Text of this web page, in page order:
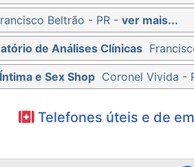
Beltrão - PR - ver mais...
de Análises Clínicas
e Sex Shop Coronel Vivida -
Telefones úteis e de